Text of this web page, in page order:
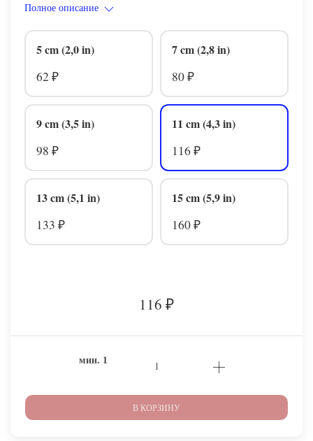
Полное описание
5 cm (2,0 in)
62 ₽
7 cm (2,8 in)
80 ₽
9 cm (3,5 in)
98 ₽
11 cm (4,3 in)
116 ₽
13 cm (5,1 in)
133 ₽
15 cm (5,9 in)
160 ₽
116 ₽
мин. 1
В КОРЗИНУ